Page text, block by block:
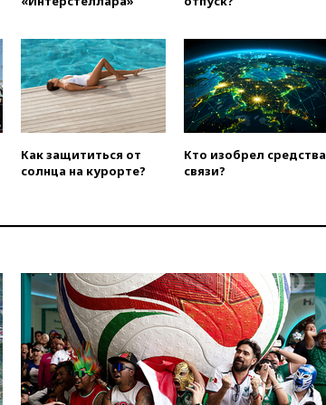
попытке попасть в Россию
вчера, 22:28Бессент
анонсировал скорое
соглашение о прекращении
огня США и Ирана
вчера, 22:15Три человека
получили ножевые ранения
при нападении в Чехии
вчера, 22:00 Путин поручил
области
использовании Starlink для
атак вглубь РФ
вчера, 21:35После пожара на
складе в Брянске возбудили
уголовное дело
вчера, 21:26Лидеры сборной
Как защититься от
солнца на курорте?
Кто изобрел средства
связи?